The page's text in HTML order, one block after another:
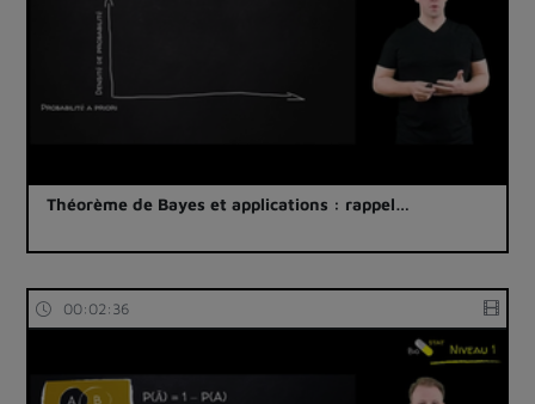
Théorème de Bayes et applications : rappel…
00:02:36